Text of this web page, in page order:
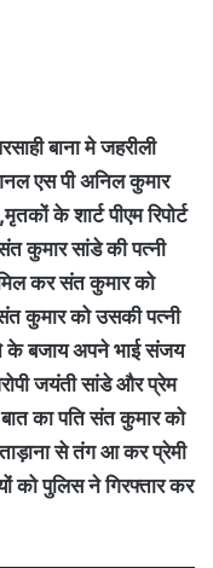
बाना मे जहरीली
एस पी अनिल कुमार
के शार्ट पीएम रिपोर्ट
कुमार सांडे की पत्नी
कर संत कुमार को
कुमार को उसकी पत्नी
के बजाय अपने भाई संजय
जयंती सांडे और प्रेम
का पति संत कुमार को
से तंग आ कर प्रेमी
को पुलिस ने गिरफ्तार कर